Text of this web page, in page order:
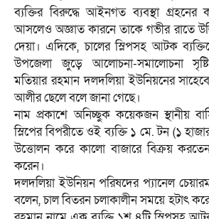
ব্যক্তির বিরুদ্ধে আইনগত ব্যবস্থা গ্রহনের
আসলেও অজ্ঞাত কারনে তাকে গভীর রাতে
দেয়া। এদিকে, চালের স্লিপসহ আটক
উপজেলা জুড়ে আলোচনা-সমালোচনা
মতিয়ার রহমান দলদলিয়া ইউনিয়নের
আলীর ছেলে বলে জানা গেছে।
নাম প্রকাশে অনিচ্ছুক কয়েকজন স্থানীয়
স্লিপের বিপরীতে ওই ব্যক্তি ১ মে. টন (১
উত্তোলন করে কালো বাজারে বিক্রয়
করেন।
দলদলিয়া ইউনিয়ন পরিষদের প্যানেল
বলেন, চাল বিতরন চলাকালীন সময়ে হটাৎ